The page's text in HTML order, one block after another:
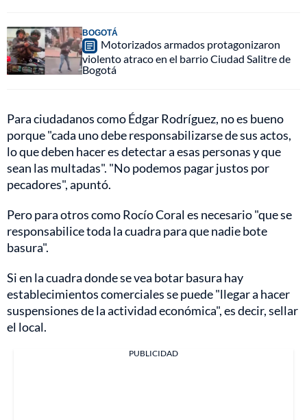
BOGOTÁ
Motorizados armados protagonizaron
violento atraco en el barrio Ciudad Salitre de
Bogotá
Para ciudadanos como Édgar Rodríguez, no es bueno
porque "cada uno debe responsabilizarse de sus actos,
lo que deben hacer es detectar a esas personas y que
sean las multadas". "No podemos pagar justos por
pecadores", apuntó.
Pero para otros como Rocío Coral es necesario "que se
responsabilice toda la cuadra para que nadie bote
basura".
Si en la cuadra donde se vea botar basura hay
establecimientos comerciales se puede "llegar a hacer
suspensiones de la actividad económica", es decir, sellar
el local.
PUBLICIDAD